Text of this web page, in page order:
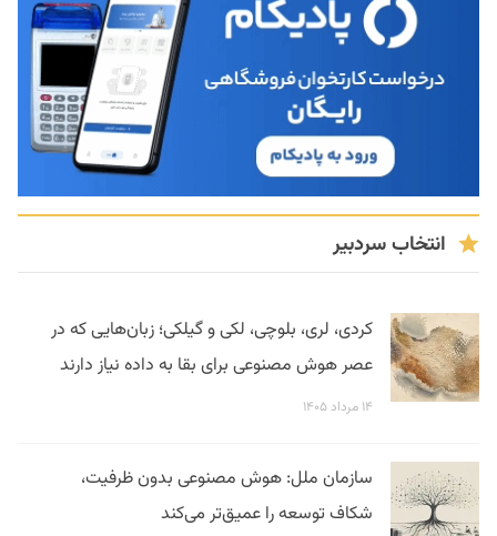
انتخاب سردبیر
کردی، لری، بلوچی، لکی و گیلکی؛ زبان‌هایی که در
عصر هوش مصنوعی برای بقا به داده نیاز دارند
۱۴ مرداد ۱۴۰۵
سازمان ملل: هوش مصنوعی بدون ظرفیت،
شکاف توسعه را عمیق‌تر می‌کند